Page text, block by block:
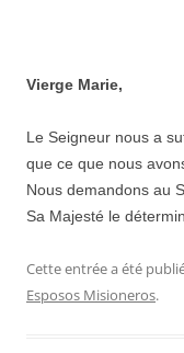
Vierge Marie,
Le Seigneur nous a
que ce que nous
Nous demandons au
Sa Majesté le
Cette entrée a été
Esposos Misioneros.